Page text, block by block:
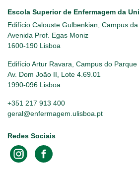
Escola Superior de Enfermagem da
Edifício Calouste Gulbenkian, Campus
Avenida Prof. Egas Moniz
1600-190 Lisboa
Edifício Artur Ravara, Campus do
Av. Dom João II, Lote 4.69.01
1990-096 Lisboa
+351 217 913 400
geral@enfermagem.ulisboa.pt
Redes Sociais